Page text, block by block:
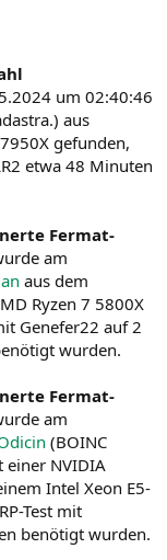
um 02:40:46
aus
gefunden,
etwa 48 Minuten
Fermat-
am
aus dem
Ryzen 7 5800X
Genefer22 auf 2
wurden.
Fermat-
am
(BOINC
einer NVIDIA
Intel Xeon E5-
Test mit
benötigt wurden.